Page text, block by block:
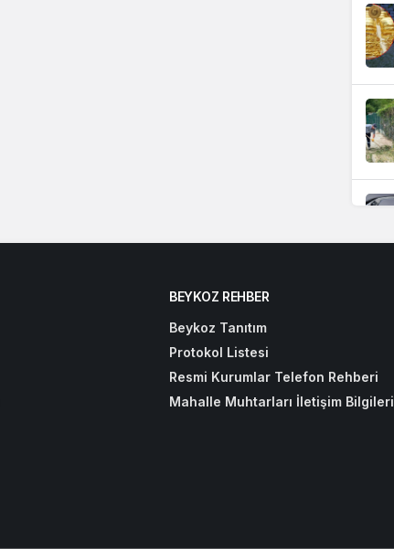
BEYKOZ REHBER
Beykoz Tanıtım
Protokol Listesi
Resmi Kurumlar Telefon Rehberi
Mahalle Muhtarları İletişim Bilgileri